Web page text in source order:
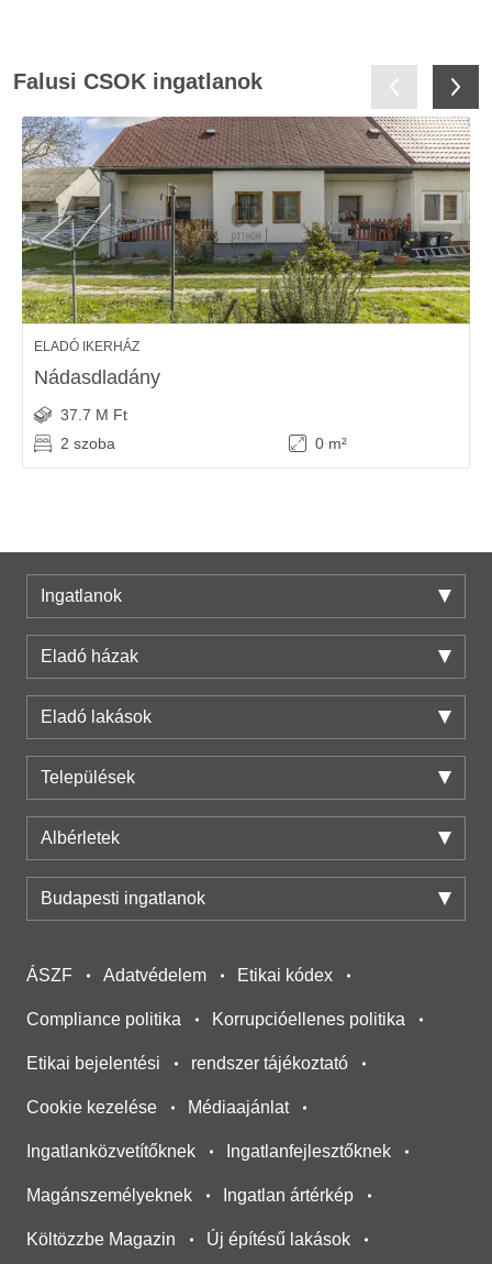
Falusi CSOK ingatlanok
ELADÓ IKERHÁZ
Nádasdladány
37.7 M Ft
2 szoba
0 m²
Ingatlanok
Eladó házak
Eladó lakások
Települések
Albérletek
Budapesti ingatlanok
ÁSZF Adatvédelem Etikai kódex
Compliance politika Korrupcióellenes politika
Etikai bejelentési rendszer tájékoztató
Cookie kezelése Médiaajánlat
Ingatlanközvetítőknek Ingatlanfejlesztőknek
Magánszemélyeknek Ingatlan ártérkép
Költözzbe Magazin Új építésű lakások